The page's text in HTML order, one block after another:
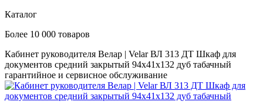
Каталог
Более 10 000 товаров
Кабинет руководителя Велар | Velar ВЛ 313 ДТ Шкаф для
документов средний закрытый 94х41х132 дуб табачный
гарантийное и сервисное обслуживание